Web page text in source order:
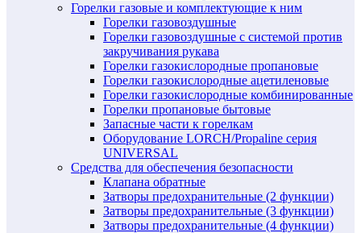
Горелки газовые и комплектующие к ним
Горелки газовоздушные
Горелки газовоздушные с системой против
закручивания рукава
Горелки газокислородные пропановые
Горелки газокислородные ацетиленовые
Горелки газокислородные комбинированные
Горелки пропановые бытовые
Запасные части к горелкам
Оборудование LORCH/Propaline серия
UNIVERSAL
Средства для обеспечения безопасности
Клапана обратные
Затворы предохранительные (2 функции)
Затворы предохранительные (3 функции)
Затворы предохранительные (4 функции)